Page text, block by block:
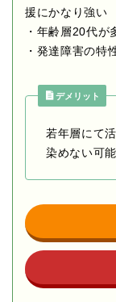
援にかなり強い
・年齢層20代
・発達障害の特
デメリット
若年層にて
染めない可